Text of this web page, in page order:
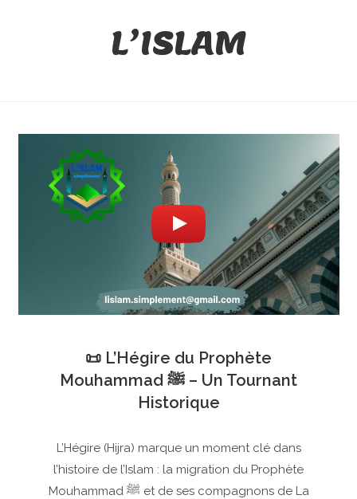
L’ISLAM
📜 L’Hégire du Prophète
Mouhammad ﷺ – Un Tournant
Historique
L’Hégire (Hijra) marque un moment clé dans
l’histoire de l’Islam : la migration du Prophète
Mouhammad ﷺ et de ses compagnons de La